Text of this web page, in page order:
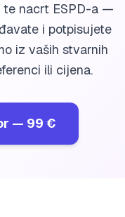
te nacrt ESPD-a —
i potpisujete
iz vaših stvarnih
ili cijena.
— 99 €